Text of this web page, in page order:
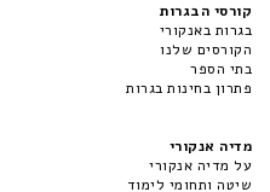
קורסי הבגרות
בגרות באנקורי
הקורסים שלנו
בתי הספר
פתרון בחינות בגרות
מדיה אנקורי
על מדיה אנקורי
שיטה ותחומי לימוד